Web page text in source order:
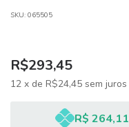
SKU: 065505
R$293,45
12 x de R$24,45 sem juros
R$ 264,11